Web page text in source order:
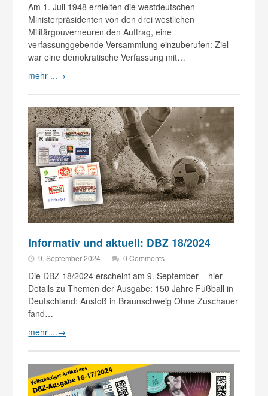
Am 1. Juli 1948 erhielten die westdeutschen
Ministerpräsidenten von den drei westlichen
Militärgouverneuren den Auftrag, eine
verfassunggebende Versammlung einzuberufen: Ziel
war eine demokratische Verfassung mit…
mehr ...→
Informativ und aktuell: DBZ 18/2024
9. September 2024 0 Comments
Die DBZ 18/2024 erscheint am 9. September – hier
Details zu Themen der Ausgabe: 150 Jahre Fußball in
Deutschland: Anstoß in Braunschweig Ohne Zuschauer
fand…
mehr ...→